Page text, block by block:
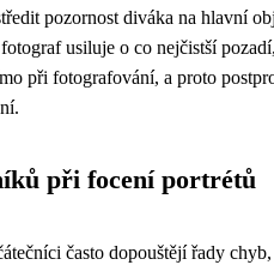
pozornost diváka na hlavní
usiluje o co nejčistší
při fotografování, a proto
při focení portrétů
často dopouštějí řady